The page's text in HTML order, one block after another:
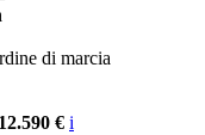
di marcia
€ i